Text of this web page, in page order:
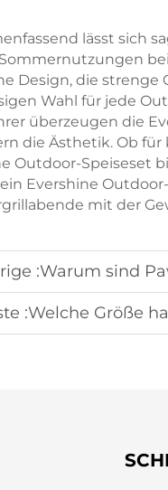
lässt sich
Design, die
Wahl für jede
überzeugen die
die Ästhetik. Ob
Outdoor-Speiseset
Evershine
mit der
:Warum sind
:Welche Größe hat ein